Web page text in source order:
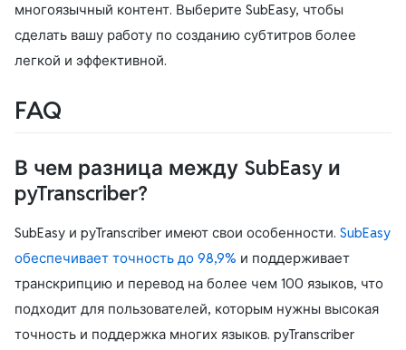
многоязычный контент. Выберите SubEasy, чтобы
сделать вашу работу по созданию субтитров более
легкой и эффективной.
FAQ
В чем разница между SubEasy и
pyTranscriber?
SubEasy и pyTranscriber имеют свои особенности. SubEasy
обеспечивает точность до 98,9% и поддерживает
транскрипцию и перевод на более чем 100 языков, что
подходит для пользователей, которым нужны высокая
точность и поддержка многих языков. pyTranscriber